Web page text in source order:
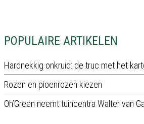
POPULAIRE ARTIKELEN
Hardnekkig onkruid: de truc met het
Rozen en pioenrozen kiezen
Oh’Green neemt tuincentra Walter van